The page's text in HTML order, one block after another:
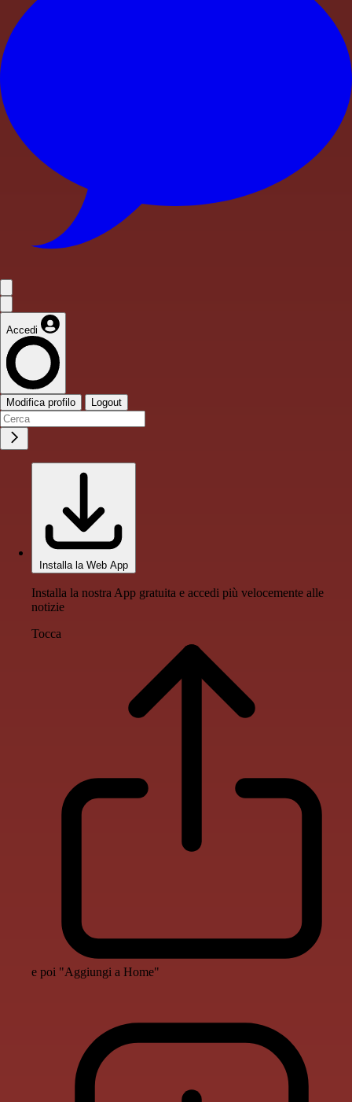
Accedi
Modifica profilo Logout
Installa la Web App
Installa la nostra App gratuita e accedi più velocemente alle
notizie
Tocca
e poi "Aggiungi a Home"